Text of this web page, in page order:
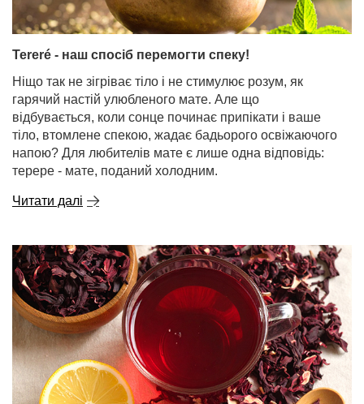
Tereré - наш спосіб перемогти спеку!
Ніщо так не зігріває тіло і не стимулює розум, як
гарячий настій улюбленого мате. Але що
відбувається, коли сонце починає припікати і ваше
тіло, втомлене спекою, жадає бадьорого освіжаючого
напою? Для любителів мате є лише одна відповідь:
терере - мате, поданий холодним.
Читати далі